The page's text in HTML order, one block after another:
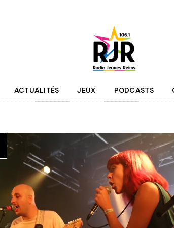
programmes
bénévole
ACTUALITÉS
Culture
Sport
Mobilité
Jeunesse
RJR
JEUX PODCASTS